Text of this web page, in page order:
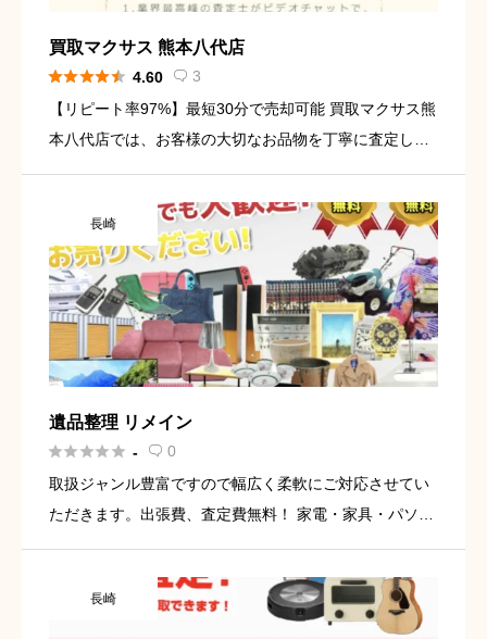
買取マクサス 熊本八代店
 4.60  3
【リピート率97%】最短30分で売却可能 買取マクサス熊
本八代店では、お客様の大切なお品物を丁寧に査定し、
やすくご案内し、迅速なお取引を心がけています。ご不
要になった品の […]
長崎
遺品整理 リメイン
 -  0
取扱ジャンル豊富ですので幅広く柔軟にご対応させてい
ただきます。出張費、査定費無料！ 家電・家具・パソコ
時計・ミシン・楽器・貴金属・着物・骨董品・農機具・
農具など、整理中に […]
長崎